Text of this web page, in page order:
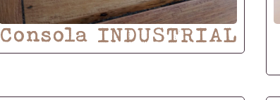
Consola INDUSTRIAL